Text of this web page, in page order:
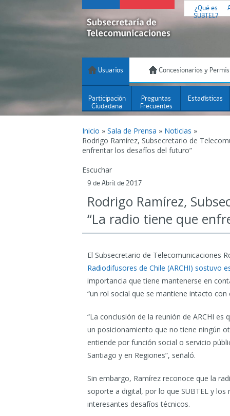
¿Qué es
SUBTEL?
Usuarios Concesionarios y
Participación
Ciudadana
Preguntas
Frecuentes
Estadísticas
Inicio » Sala de Prensa » Noticias »
Rodrigo Ramírez, Subsecretario de
enfrentar los desafíos del futuro”
Escuchar
9 de Abril de 2017
Rodrigo Ramírez,
“La radio tiene que
El Subsecretario de Telecomunicaciones
Radiodifusores de Chile (ARCHI) sostuvo
importancia que tiene mantenerse en
“un rol social que se mantiene intacto con
“La conclusión de la reunión de ARCHI
un posicionamiento que no tiene ningún
entiende por función social o servicio
Santiago y en Regiones”, señaló.
Sin embargo, Ramírez reconoce que la
soporte a digital, por lo que SUBTEL y
interesantes desafíos técnicos.